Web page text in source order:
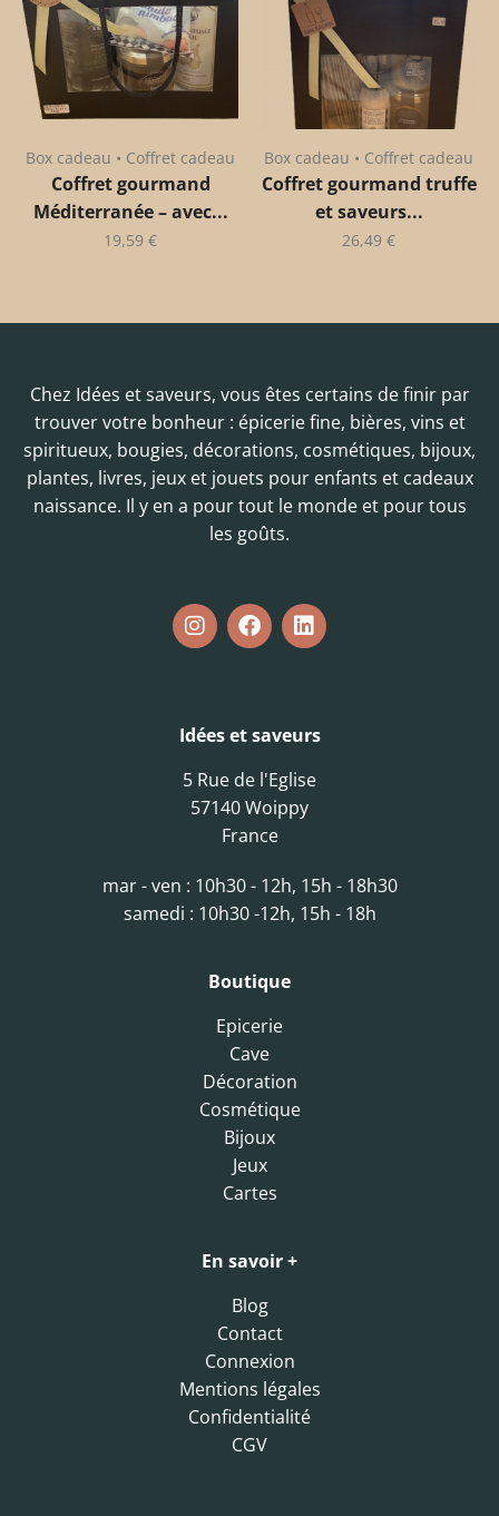
Box cadeau • Coffret cadeau
Coffret gourmand
Méditerranée – avec...
19,59 €
Box cadeau • Coffret cadeau
Coffret gourmand truffe
et saveurs...
26,49 €
Chez Idées et saveurs, vous êtes certains de finir par
trouver votre bonheur : épicerie fine, bières, vins et
spiritueux, bougies, décorations, cosmétiques, bijoux,
plantes, livres, jeux et jouets pour enfants et cadeaux
naissance. Il y en a pour tout le monde et pour tous
les goûts.
Idées et saveurs
5 Rue de l'Eglise
57140 Woippy
France
mar - ven : 10h30 - 12h, 15h - 18h30
samedi : 10h30 -12h, 15h - 18h
Boutique
Epicerie
Cave
Décoration
Cosmétique
Bijoux
Jeux
Cartes
En savoir +
Blog
Contact
Connexion
Mentions légales
Confidentialité
CGV